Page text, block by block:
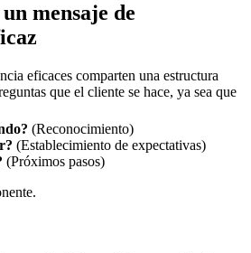
mensaje de
eficaces comparten una estructura
que el cliente se hace, ya sea que
(Reconocimiento)
(Establecimiento de expectativas)
(Próximos pasos)